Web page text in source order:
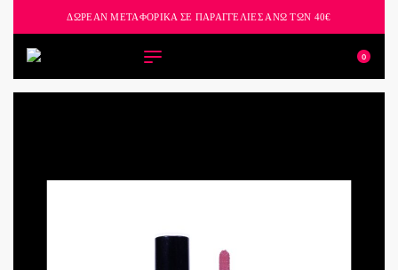
ΔΩΡΕΑΝ ΜΕΤΑΦΟΡΙΚΑ ΣΕ ΠΑΡΑΓΓΕΛΙΕΣ ΑΝΩ ΤΩΝ 40€
0